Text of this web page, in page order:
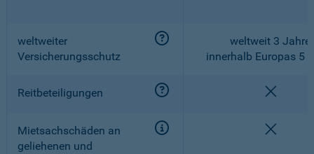
weltweiter
Versicherungsschutz
weltweit 3 Jahre,
innerhalb Europas 5
Reitbeteiligungen
Mietsachschäden an
geliehenen und